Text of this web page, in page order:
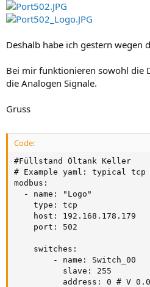
Deshalb habe ich gestern wegen
Bei mir funktionieren sowohl die
die Analogen Signale.
Gruss
Code:
#Füllstand Öltank Keller
# Example yaml: typical tcp
modbus:
  - name: "Logo"
    type: tcp
    host: 192.168.178.179
    port: 502
    switches:
        - name: Switch_00
          slave: 255
          address: 0 # V 0.0